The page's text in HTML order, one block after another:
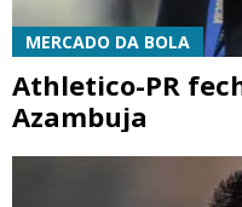
MERCADO DA BOLA
Athletico-PR
Azambuja